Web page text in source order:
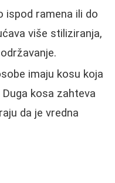
ispod ramena ili do
više stiliziranja,
imaju kosu koja
kosa zahteva
da je vredna